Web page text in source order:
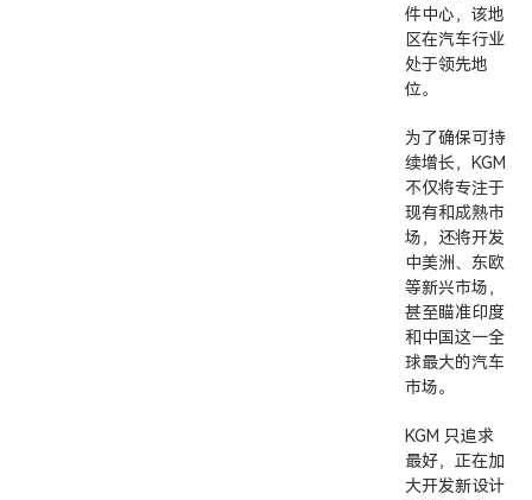
件中心，该地
区在汽车行业
处于领先地
位。
为了确保可持
续增长，KGM
不仅将专注于
现有和成熟市
场，还将开发
中美洲、东欧
等新兴市场，
甚至瞄准印度
和中国这一全
球最大的汽车
市场。
KGM 只追求
最好，正在加
大开发新设计